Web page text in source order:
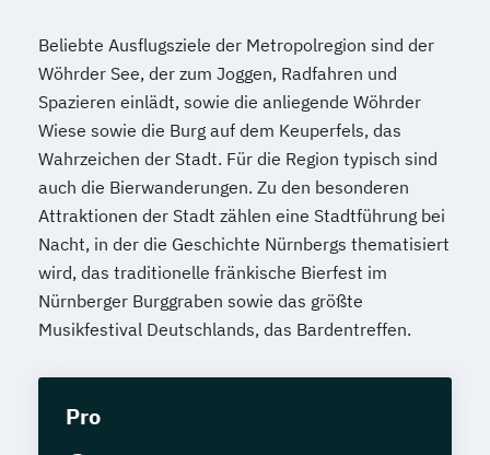
Beliebte Ausflugsziele der Metropolregion sind der
Wöhrder See, der zum Joggen, Radfahren und
Spazieren einlädt, sowie die anliegende Wöhrder
Wiese sowie die Burg auf dem Keuperfels, das
Wahrzeichen der Stadt. Für die Region typisch sind
auch die Bierwanderungen. Zu den besonderen
Attraktionen der Stadt zählen eine Stadtführung bei
Nacht, in der die Geschichte Nürnbergs thematisiert
wird, das traditionelle fränkische Bierfest im
Nürnberger Burggraben sowie das größte
Musikfestival Deutschlands, das Bardentreffen.
Pro